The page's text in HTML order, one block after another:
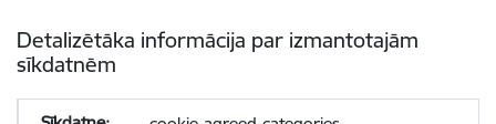
Detalizētāka informācija par izmantotajām
sīkdatnēm